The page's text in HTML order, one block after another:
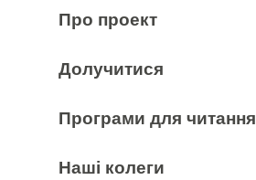
Про проект
Долучитися
Програми для читання
Наші колеги